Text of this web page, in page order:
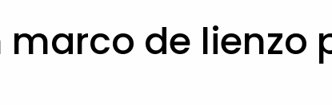
de lienzo